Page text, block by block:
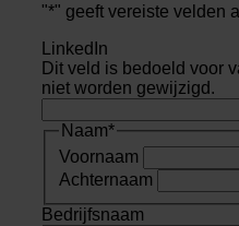
"*" geeft vereiste velden
LinkedIn
Dit veld is bedoeld voor
niet worden gewijzigd.
Naam*
Voornaam
Achternaam
Bedrijfsnaam